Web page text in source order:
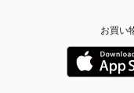
お買い